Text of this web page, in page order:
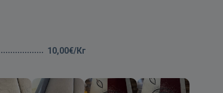
10,00€/Кг